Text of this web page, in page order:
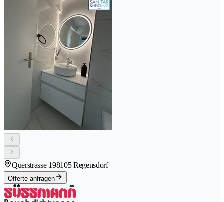
Querstrasse 198105 Regensdorf
Offerte anfragen